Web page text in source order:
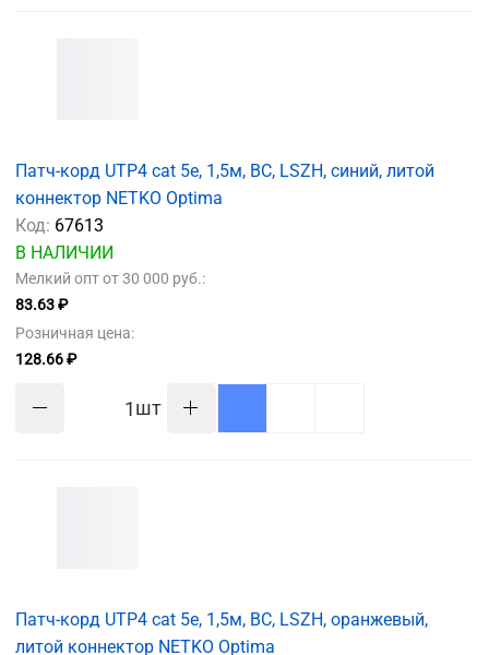
Патч-корд UTP4 cat 5e, 1,5м, ВС, LSZH, синий, литой
коннектор NETKO Optima
Код: 67613
В НАЛИЧИИ
Мелкий опт от 30 000 руб.:
83.63 ₽
Розничная цена:
128.66 ₽
шт
Патч-корд UTP4 cat 5e, 1,5м, ВС, LSZH, оранжевый,
литой коннектор NETKO Optima